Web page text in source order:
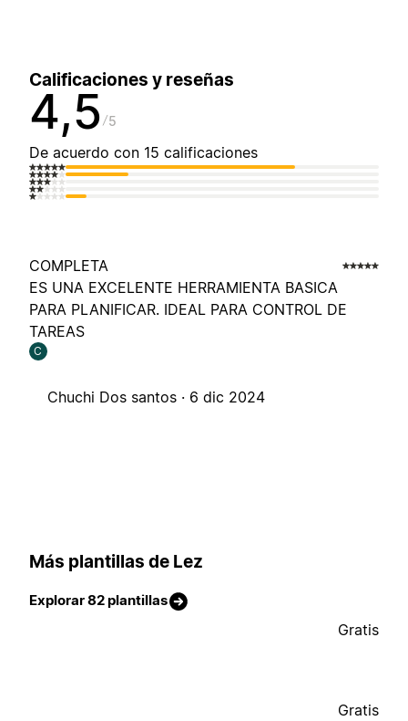
Calificaciones y reseñas
4,5 5
De acuerdo con 15 calificaciones
COMPLETA
ES UNA EXCELENTE HERRAMIENTA BASICA
PARA PLANIFICAR. IDEAL PARA CONTROL DE
TAREAS
C
Chuchi Dos santos · 6 dic 2024
Más plantillas de Lez
Explorar 82 plantillas
Gratis
Gratis